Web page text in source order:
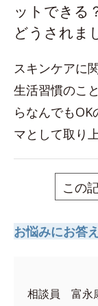
ットできる
どうされま
スキンケアに
生活習慣のこ
らなんでも
マとして取り
この
お悩みにお答
相談員 富永